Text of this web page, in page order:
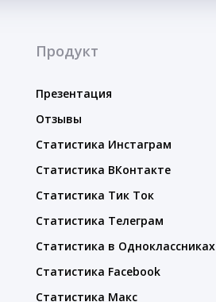
Продукт
Презентация
Отзывы
Статистика Инстаграм
Статистика ВКонтакте
Статистика Тик Ток
Статистика Телеграм
Статистика в Одноклассниках
Статистика Facebook
Статистика Макс